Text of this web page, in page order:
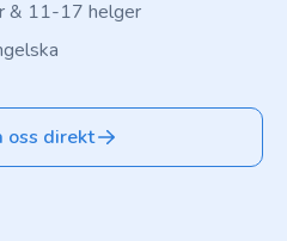
& 11-17 helger
oss direkt